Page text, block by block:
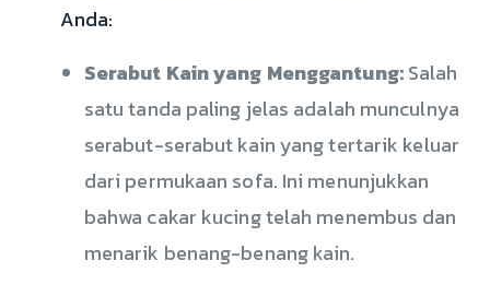
Anda:
Serabut Kain yang Menggantung:Salah
satu tanda paling jelas adalah munculnya
serabut-serabut kain yang tertarik keluar
dari permukaan sofa. Ini menunjukkan
bahwa cakar kucing telah menembus dan
menarik benang-benang kain.